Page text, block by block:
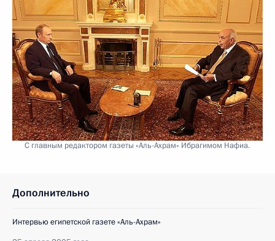
С главным редактором газеты «Аль-Ахрам» Ибрагимом Нафиа.
Дополнительно
Интервью египетской газете «Аль-Ахрам»